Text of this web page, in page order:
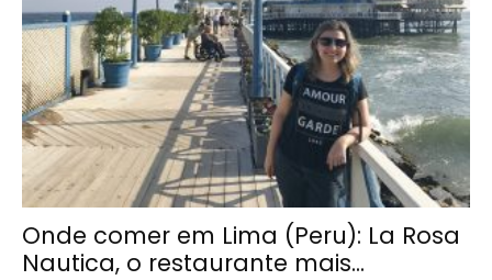
Onde comer em Lima (Peru): La Rosa
Nautica, o restaurante mais...